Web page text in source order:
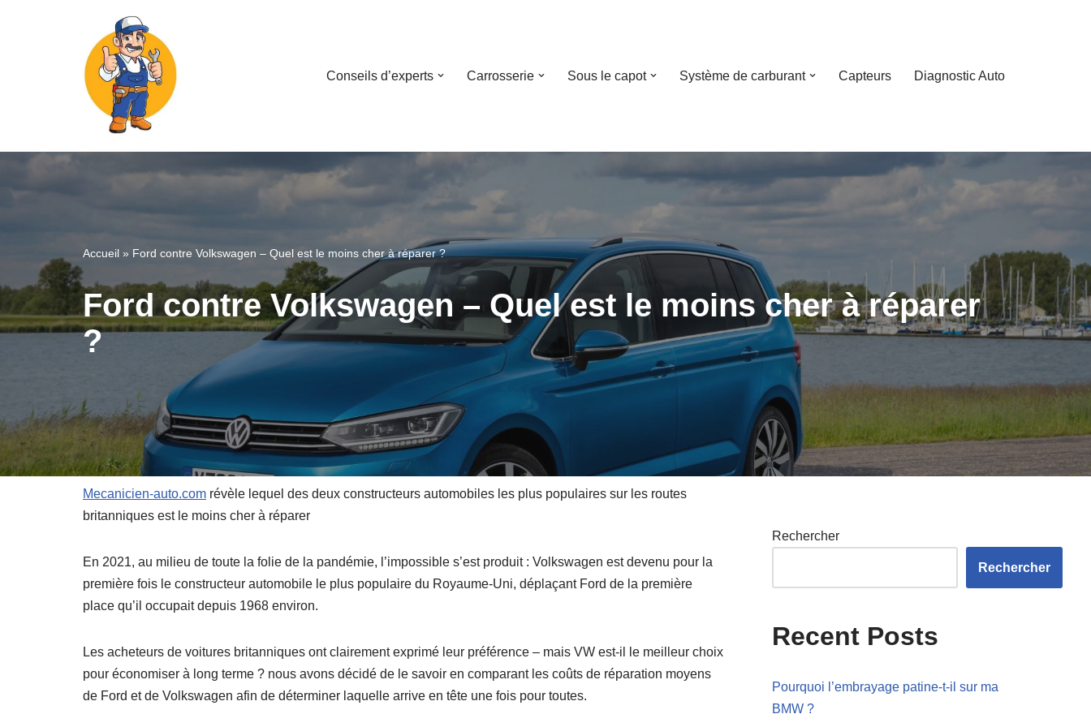
Conseils d’experts Carrosserie Sous le capot Système de carburant Capteurs Diagnostic Auto
Accueil » Ford contre Volkswagen – Quel est le moins cher à réparer ?
Ford contre Volkswagen – Quel est le moins cher à réparer
?
Mecanicien-auto.com révèle lequel des deux constructeurs automobiles les plus populaires sur les routes
britanniques est le moins cher à réparer
En 2021, au milieu de toute la folie de la pandémie, l’impossible s’est produit : Volkswagen est devenu pour la
première fois le constructeur automobile le plus populaire du Royaume-Uni, déplaçant Ford de la première
place qu’il occupait depuis 1968 environ.
Les acheteurs de voitures britanniques ont clairement exprimé leur préférence – mais VW est-il le meilleur choix
pour économiser à long terme ? nous avons décidé de le savoir en comparant les coûts de réparation moyens
de Ford et de Volkswagen afin de déterminer laquelle arrive en tête une fois pour toutes.
Rechercher
Rechercher
Recent Posts
Pourquoi l’embrayage patine-t-il sur ma
BMW ?